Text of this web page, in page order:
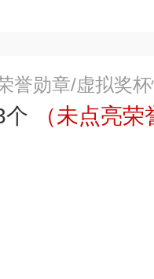
誉勋章/虚拟奖
个 （未点亮